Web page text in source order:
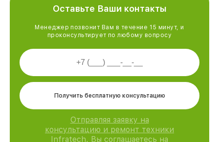
Оставьте Ваши контакты
Менеджер позвонит Вам в течение 15 минут, и
проконсультирует по любому вопросу
Получить бесплатную консультацию
Отправляя заявку на
консультацию и ремонт техники
Infratech, Вы соглашаетесь на